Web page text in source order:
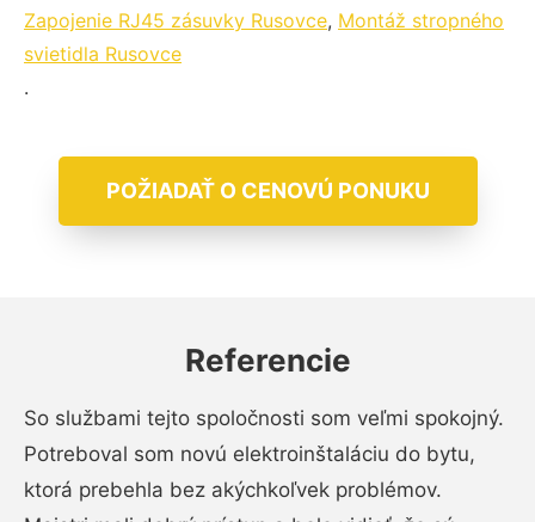
Zapojenie RJ45 zásuvky Rusovce, Montáž stropného
svietidla Rusovce
.
POŽIADAŤ O CENOVÚ PONUKU
Referencie
So službami tejto spoločnosti som veľmi spokojný.
Potreboval som novú elektroinštaláciu do bytu,
ktorá prebehla bez akýchkoľvek problémov.